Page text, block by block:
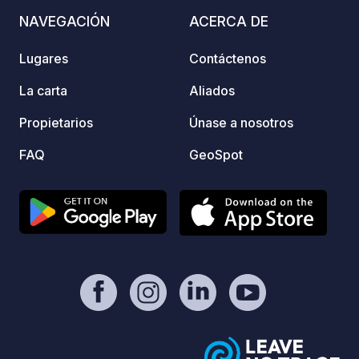
NAVEGACIÓN
Lugares
La carta
Propietarios
FAQ
ACERCA DE
Contáctenos
Aliados
Únase a nosotros
GeoSpot